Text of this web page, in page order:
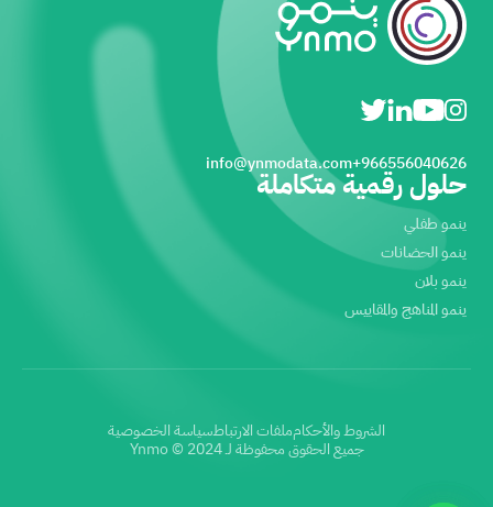
966556040626+
info@ynmodata.com
حلول رقمية متكاملة
ينمو طفلي
ينمو الحضانات
ينمو بلان
ينمو المناهج والمقاييس
جميع الحقوق محفوظة لـ Ynmo © 2024
الشروط والأحكامملفات الارتباطسياسة الخصوصية